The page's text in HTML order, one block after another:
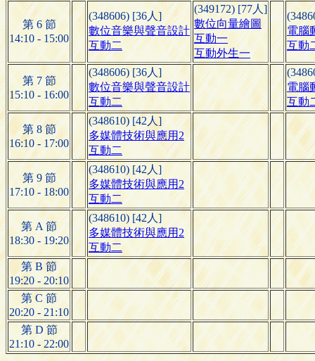
第 6 節
14:10 - 15:00
(348606) [36人]
數位音樂與聲音設計
互動二
(349172) [77人]
數位向量繪圖
互動一
互動外生一
電腦
互動
第 7 節
15:10 - 16:00
(348606) [36人]
數位音樂與聲音設計
互動二
電腦
互動
第 8 節
16:10 - 17:00
(348610) [42人]
多媒體技術與應用2
互動二
第 9 節
17:10 - 18:00
(348610) [42人]
多媒體技術與應用2
互動二
第 A 節
18:30 - 19:20
(348610) [42人]
多媒體技術與應用2
互動二
第 B 節
19:20 - 20:10
第 C 節
20:20 - 21:10
第 D 節
21:10 - 22:00